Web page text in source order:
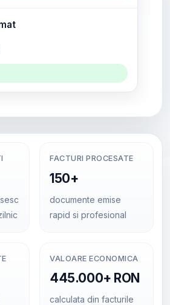
FACTURI PROCESATE
150+
documente emise
rapid si profesional
VALOARE ECONOMICA
445.000+ RON
calculata din facturile